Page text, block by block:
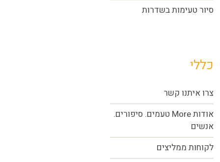
סיור טעימות בשדרות
כללי
צרו איתנו קשר
אודות More טעמים. סיפורים.
אנשים
לקוחות ממליצים